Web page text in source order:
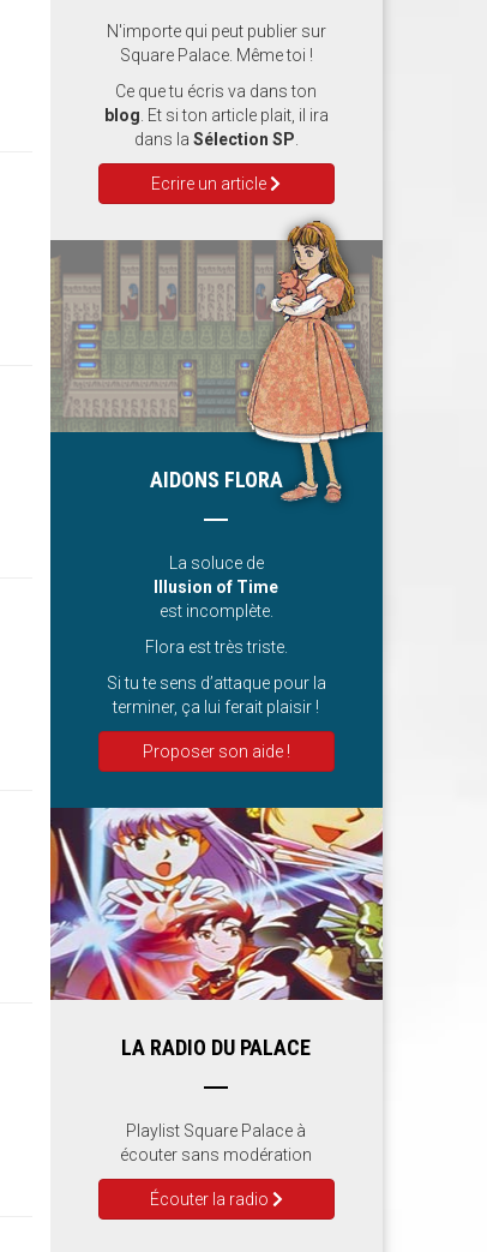
N'importe qui peut publier sur
Square Palace. Même toi !
Ce que tu écris va dans ton
blog . Et si ton article plait, il ira
dans la Sélection SP
Ecrire un article
AIDONS FLORA
La soluce de
Illusion of Time
est incomplète.
Flora est très triste.
Si tu te sens d’attaque pour la
terminer, ça lui ferait plaisir !
Proposer son aide !
LA RADIO DU PALACE
Playlist Square Palace à
écouter sans modération
Écouter la radio